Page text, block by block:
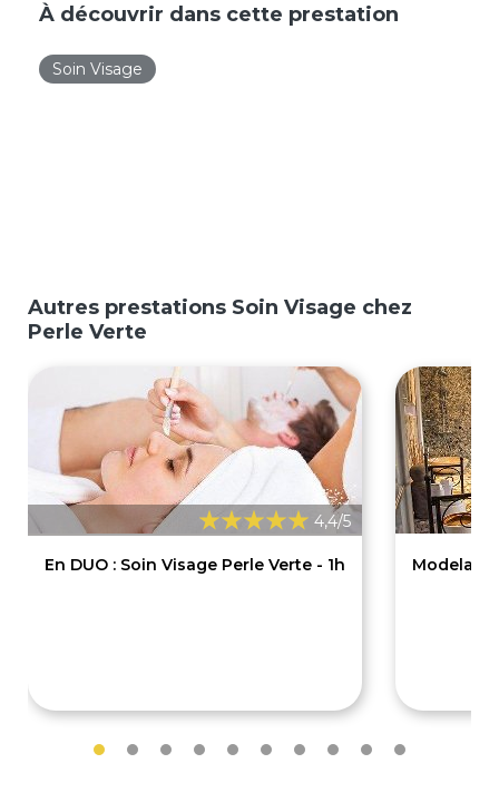
À découvrir dans cette prestation
Soin Visage
Autres prestations Soin Visage chez
Perle Verte
4,4/5
En DUO : Soin Visage Perle Verte - 1h Modelage